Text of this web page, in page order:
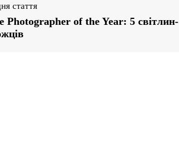
стаття
Photographer of the Year: 5 світлин-